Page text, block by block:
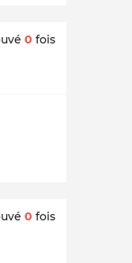
0 fois
0 fois